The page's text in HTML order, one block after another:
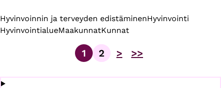
Hyvinvoinnin ja terveyden edistäminenHyvinvointi
HyvinvointialueMaakunnatKunnat
Sivu
1
Sivu
2 > >>